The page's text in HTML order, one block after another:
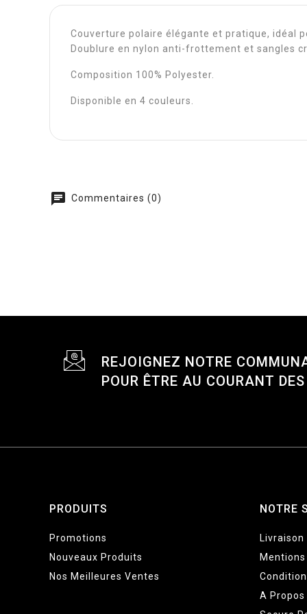
Couverture polaire élégante et pratique, idéal
Doublure en nylon anti-frottement et sangles
Composition 100% Polyester.
Disponible en 4 couleurs.
chat Commentaires (0)
REJOIGNEZ NOTRE
POUR ÊTRE AU COURANT
PRODUITS
Promotions
Nouveaux Produits
Nos Meilleures Ventes
NOTRE
A Propos